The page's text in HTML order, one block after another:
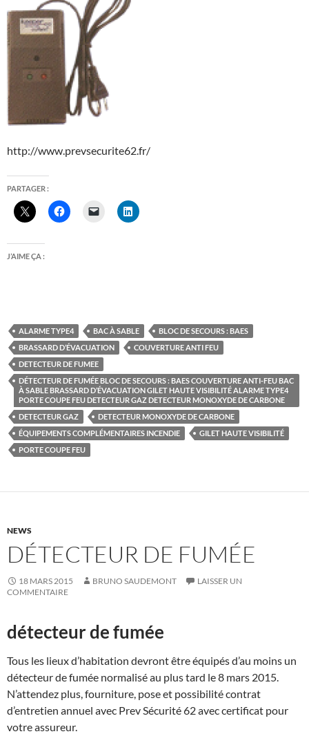
http://www.prevsecurite62.fr/
PARTAGER :
J’AIME ÇA :
ALARME TYPE4 BAC À SABLE
BLOC DE SECOURS : BAES
BRASSARD D’ÉVACUATION
COUVERTURE ANTI FEU
DETECTEUR DE FUMEE
DÉTECTEUR DE FUMÉE BLOC DE SECOURS : BAES COUVERTURE ANTI-FEU BAC
À SABLE BRASSARD D’ÉVACUATION GILET HAUTE VISIBILITÉ ALARME TYPE4
PORTE COUPE FEU DETECTEUR GAZ DETECTEUR MONOXYDE DE CARBONE
DETECTEUR GAZ
DETECTEUR MONOXYDE DE CARBONE
ÉQUIPEMENTS COMPLÉMENTAIRES INCENDIE
GILET HAUTE VISIBILITÉ
PORTE COUPE FEU
NEWS
DÉTECTEUR DE FUMÉE
18 MARS 2015 BRUNO SAUDEMONT
LAISSER UN
COMMENTAIRE
détecteur de fumée
Tous les lieux d’habitation devront être équipés d’au moins un
détecteur de fumée normalisé au plus tard le 8 mars 2015.
N’attendez plus, fourniture, pose et possibilité contrat
d’entretien annuel avec Prev Sécurité 62 avec certificat pour
votre assureur.